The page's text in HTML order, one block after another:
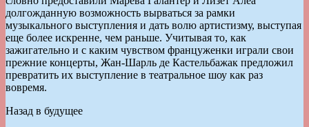
долгожданную возможность вырваться за рамки
музыкального выступления и дать волю артистизму, выступая
еще более искренне, чем раньше. Учитывая то, как
зажигательно и с каким чувством француженки играли свои
прежние концерты, Жан-Шарль де Кастельбажак предложил
превратить их выступление в театральное шоу как раз
вовремя.
Назад в будущее